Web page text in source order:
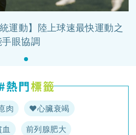
運動】陸上球速最快運動之
眼協調
肉 ♥️心臟衰竭
前列腺肥大